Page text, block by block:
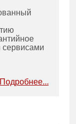
Подробнее...